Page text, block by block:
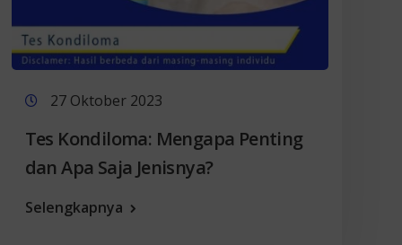
27 Oktober 2023
Tes Kondiloma: Mengapa Penting
dan Apa Saja Jenisnya?
Selengkapnya